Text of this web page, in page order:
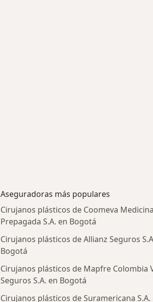
Aseguradoras más populares
Cirujanos plásticos de Coomeva Medicina
Prepagada S.A. en Bogotá
Cirujanos plásticos de Allianz Seguros
Bogotá
Cirujanos plásticos de Mapfre Colombia
Seguros S.A. en Bogotá
Cirujanos plásticos de Suramericana S.A.